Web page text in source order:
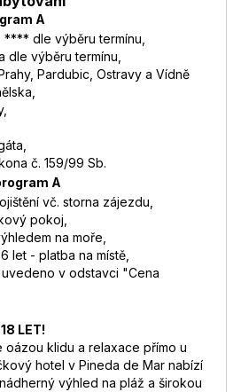
A
dle výběru termínu,
dle výběru termínu,
Pardubic, Ostravy a Vídně
č. 159/99 Sb.
A
vč. storna zájezdu,
pokoj,
na moře,
let - platba na místě,
v odstavci "Cena
LET!
oázou klidu a relaxace přímo u
hotel v Pineda de Mar nabízí
výhled na pláž a širokou